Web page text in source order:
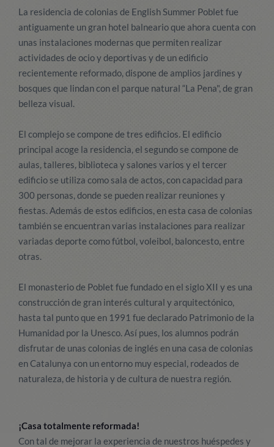
La residencia de colonias de English Summer Poblet fue
antiguamente un gran hotel balneario que ahora cuenta con
unas instalaciones modernas que permiten realizar
actividades de ocio y deportivas y de un edificio
recientemente reformado, dispone de amplios jardines y
bosques que lindan con el parque natural “La Pena", de gran
belleza visual.
El complejo se compone de tres edificios. El edificio
principal acoge la residencia, el segundo se compone de
aulas, talleres, biblioteca y salones varios y el tercer
edificio se utiliza como sala de actos, con capacidad para
300 personas, donde se pueden realizar reuniones y
fiestas. Además de estos edificios, en esta casa de colonias
también se encuentran varias instalaciones para realizar
variadas deporte como fútbol, voleibol, baloncesto, entre
otras.
El monasterio de Poblet fue fundado en el siglo XII y es una
construcción de gran interés cultural y arquitectónico,
hasta tal punto que en 1991 fue declarado Patrimonio de la
Humanidad por la Unesco. Así pues, los alumnos podrán
disfrutar de unas colonias de inglés en una casa de colonias
en Catalunya con un entorno muy especial, rodeados de
naturaleza, de historia y de cultura de nuestra región.
¡Casa totalmente reformada!
Con tal de mejorar la experiencia de nuestros huéspedes y